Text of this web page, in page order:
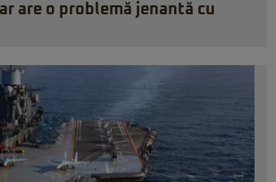
are o problemă jenantă cu